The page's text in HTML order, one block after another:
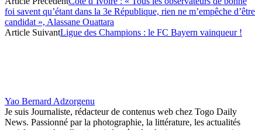
foi savent qu’étant dans la 3e République, rien ne m’empêche d’être
candidat », Alassane Ouattara
Article SuivantLigue des Champions : le FC Bayern vainqueur !
Yao Bernard Adzorgenu
Je suis Journaliste, rédacteur de contenus web chez Togo Daily
News. Passionné par la photographie, la littérature, les actualités